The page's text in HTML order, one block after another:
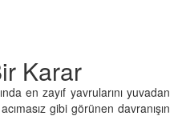
Karar
en zayıf yavrularını yuvadan
gibi görünen davranışın